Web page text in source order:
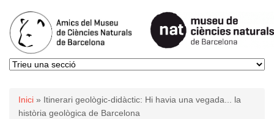
Esteu aquí
Inici » Itinerari geològic-didàctic: Hi havia una vegada... la
història geològica de Barcelona